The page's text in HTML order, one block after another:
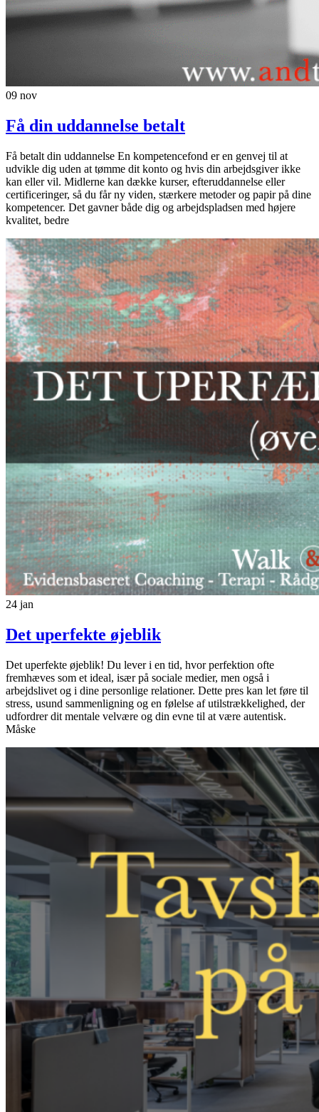
09 nov
Få din uddannelse betalt
Få betalt din uddannelse En kompetencefond er en genvej til at
udvikle dig uden at tømme dit konto og hvis din arbejdsgiver ikke
kan eller vil. Midlerne kan dække kurser, efteruddannelse eller
certificeringer, så du får ny viden, stærkere metoder og papir på dine
kompetencer. Det gavner både dig og arbejdspladsen med højere
kvalitet, bedre
24 jan
Det uperfekte øjeblik
Det uperfekte øjeblik! Du lever i en tid, hvor perfektion ofte
fremhæves som et ideal, især på sociale medier, men også i
arbejdslivet og i dine personlige relationer. Dette pres kan let føre til
stress, usund sammenligning og en følelse af utilstrækkelighed, der
udfordrer dit mentale velvære og din evne til at være autentisk.
Måske